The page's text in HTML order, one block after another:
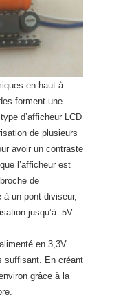
en haut à
forment une
d’afficheur LCD
de plusieurs
avoir un contraste
l’afficheur est
de
un pont diviseur,
jusqu’à -5V.
en 3,3V
suffisant. En créant
grâce à la